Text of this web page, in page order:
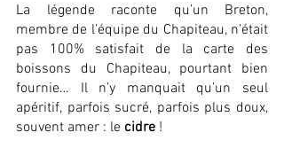
La légende raconte qu’un Breton,
membre de l’équipe du Chapiteau, n’était
pas 100% satisfait de la carte des
boissons du Chapiteau, pourtant bien
fournie… Il n’y manquait qu’un seul
apéritif, parfois sucré, parfois plus doux,
souvent amer : le cidre !